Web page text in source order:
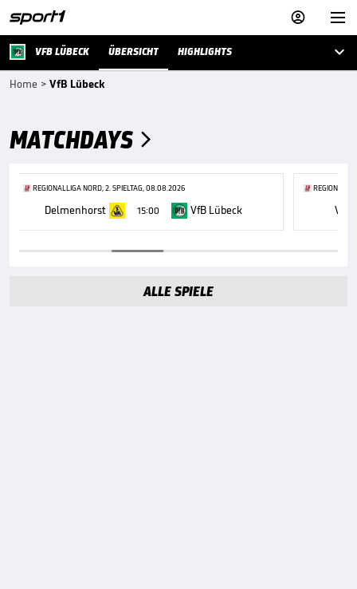


VFB LÜBECK ÜBERSICHT HIGHLIGHTS 
Home > VfB Lübeck
MATCHDAYS 
REGIONALLIGA NORD, 2. SPIELTAG, 08.08.2026
Delmenhorst 15:00 VfB Lübeck VfB
ALLE SPIELE